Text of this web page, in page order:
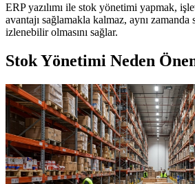
ERP yazılımı ile stok yönetimi yapmak,
avantajı sağlamakla kalmaz, aynı
izlenebilir olmasını sağlar.
Stok Yönetimi Neden